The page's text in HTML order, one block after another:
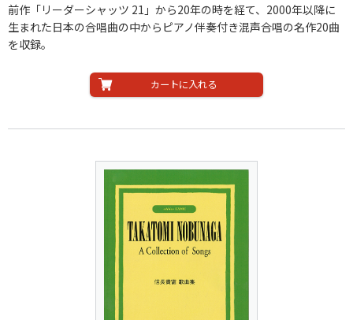
前作「リーダーシャッツ 21」から20年の時を経て、2000年以降に
生まれた日本の合唱曲の中からピアノ伴奏付き混声合唱の名作20曲
を収録。
カートに入れる